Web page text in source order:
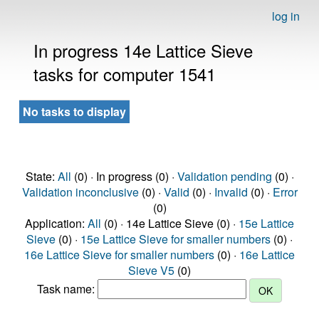
log in
In progress 14e Lattice Sieve
tasks for computer 1541
No tasks to display
State: All (0) · In progress (0) · Validation pending (0) ·
Validation inconclusive(0) · Valid (0) · Invalid (0) · Error
(0)
Application: All (0) · 14e Lattice Sieve (0) · 15e Lattice
Sieve (0) · 15e Lattice Sieve for smaller numbers (0) ·
16e Lattice Sieve for smaller numbers (0) · 16e Lattice
Sieve V5 (0)
Task name: